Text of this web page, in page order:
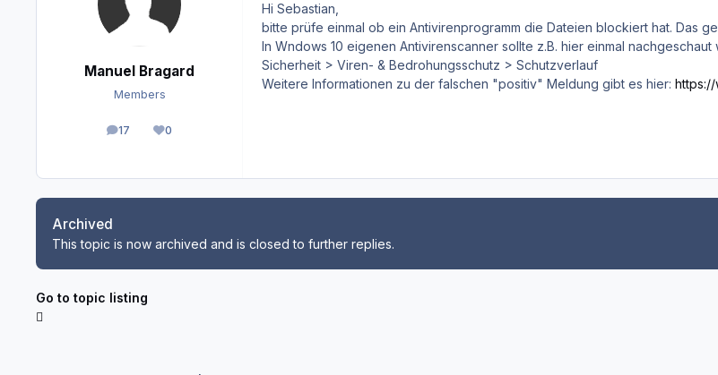
Manuel Bragard
Members
17
posts 0
Reputation
Hi Sebastian,
bitte prüfe einmal ob ein Antivirenprogramm die Dateien blockiert hat. Das
In Wndows 10 eigenen Antivirenscanner sollte z.B. hier einmal
Sicherheit > Viren- & Bedrohungsschutz > Schutzverlauf
Weitere Informationen zu der falschen "positiv" Meldung gibt es hier: https://
Archived
This topic is now archived and is closed to further replies.
Go to topic listing